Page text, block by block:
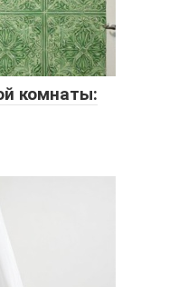
комнаты: